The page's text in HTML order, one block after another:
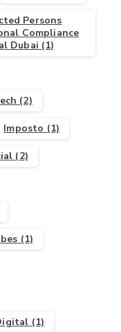
Persons
Compliance
Dubai (1)
(2)
Imposto (1)
(2)
(1)
(1)